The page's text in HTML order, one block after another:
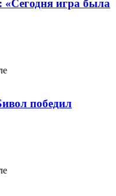
игра была
победил